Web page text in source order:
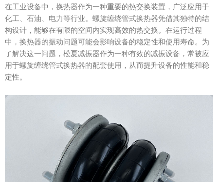
在工业设备中，换热器作为一种重要的热交换装置，广泛应用于
化工、石油、电力等行业。螺旋缠绕管式换热器凭借其独特的结
构设计，能够在有限的空间内实现高效的热交换。在运行过程
中，换热器的振动问题可能会影响设备的稳定性和使用寿命。为
了解决这一问题，松夏减振器作为一种有效的减振设备，常被应
用于螺旋缠绕管式换热器的配套使用，从而提升设备的性能和稳
定性。